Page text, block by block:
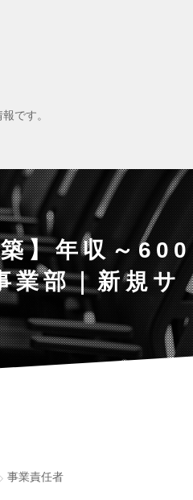
です。
】年収～600
業部｜新規サ
事業責任者